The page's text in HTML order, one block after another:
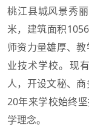
桃江县城风景秀
米，建筑面积
师资力量雄厚、
业技术学校。现
人，开设文秘、
20年来学校始终
学理念。